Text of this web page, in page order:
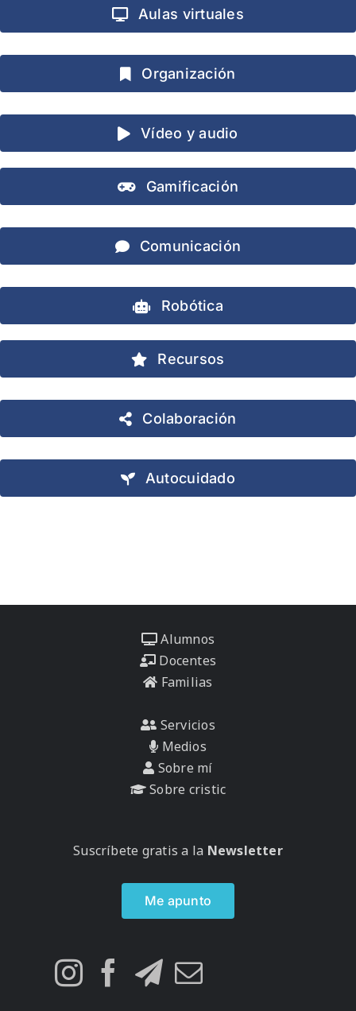
Aulas virtuales
Organización
Vídeo y audio
Gamificación
Comunicación
Robótica
Recursos
Colaboración
Autocuidado
Alumnos
Docentes
Familias
Servicios
Medios
Sobre mí
Sobre cristic
Suscríbete gratis a la Newsletter
Me apunto